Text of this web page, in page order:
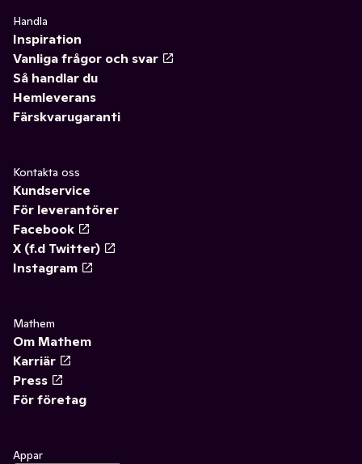
Handla
Inspiration
Vanliga frågor och svar
Så handlar du
Hemleverans
Färskvarugaranti
Kontakta oss
Kundservice
För leverantörer
Facebook
X (f.d Twitter)
Instagram
Mathem
Om Mathem
Karriär
Press
För företag
Appar